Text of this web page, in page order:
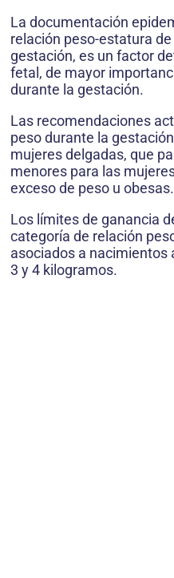
La documentación
relación peso-estatura
gestación, es un factor
fetal, de mayor
durante la gestación.
Las recomendaciones
peso durante la
mujeres delgadas, que
menores para las
exceso de peso u
Los límites de ganancia
categoría de relación
asociados a nacimientos
3 y 4 kilogramos.